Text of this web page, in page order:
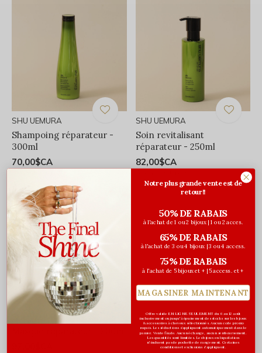
SHU UEMURA
Shampoing réparateur -
300ml
70,00$CA
SHU UEMURA
Soin revitalisant
réparateur - 250ml
82,00$CA
SHU UEMURA
Notre plus grande vente est de
retour!!
50% DE RABAIS
à l'achat de 1 ou 2 bijoux | 1 ou 2 acces.
65% DE RABAIS
à l'achat de 3 ou 4 bijoux | 3 ou 4 access.
75% DE RABAIS
à l'achat de 5 bijoux et + | 5 access. et +
MAGASINER MAINTENANT
Offre valide EN LIGNE SEULEMENT du 6 au 12 août
inclusivement ou jusqu'à épuisement des stocks sur les bijoux
& accessoires à cheveux sélectionnés. Aucun code promo
requis. Les réductions s’appliquent automatiquement dans le
panier. Vente finale. Aucun échange, aucun remboursement.
Les quantités sont limitées. Les bijoux en liquidation
n'incluent pas de pochette de rangement. Certaines
conditions et exclusions s'appliquent.